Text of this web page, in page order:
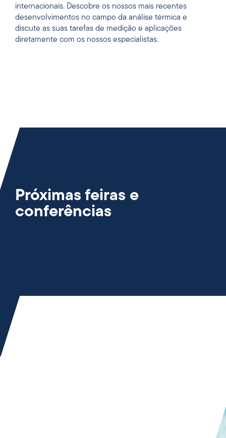
internacionais. Descobre os nossos mais recentes
desenvolvimentos no campo da análise térmica e
discute as suas tarefas de medição e aplicações
diretamente com os nossos especialistas.
Próximas feiras e
conferências